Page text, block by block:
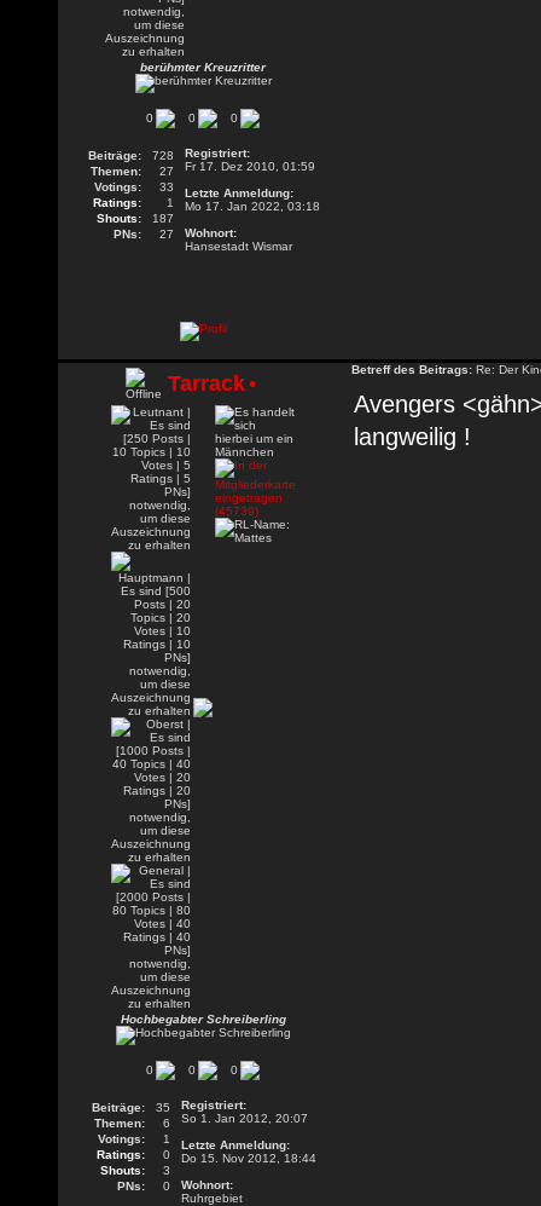
berühmter Kreuzritter
0 0 0
Beiträge:
728
Themen:
27
Votings:
33
Ratings:
1
Shouts:
187
PNs:
27
Registriert:
Fr 17. Dez 2010, 01:59
Letzte Anmeldung:
Mo 17. Jan 2022, 03:18
Wohnort:
Hansestadt Wismar
Tarrack•
Hochbegabter Schreiberling
0 0 0
Beiträge:
35
Themen:
6
Votings:
1
Ratings:
0
Shouts:
3
PNs:
0
Registriert:
So 1. Jan 2012, 20:07
Letzte Anmeldung:
Do 15. Nov 2012, 18:44
Wohnort:
Ruhrgebiet
Betreff des Beitrags: Re: Der
Avengers
langweilig !